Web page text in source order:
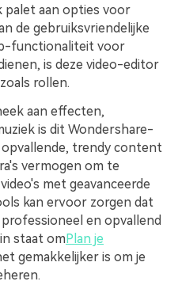
palet aan opties voor
de gebruiksvriendelijke
functionaliteit voor
is deze video-editor
rollen.
aan effecten,
is dit Wondershare-
trendy content
vermogen om te
met geavanceerde
kan ervoor zorgen dat
en opvallend
staat omPlan je
gemakkelijker is om je